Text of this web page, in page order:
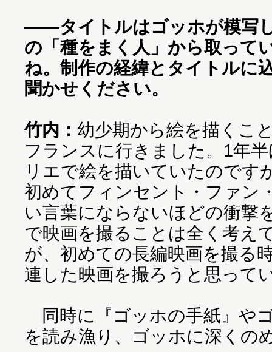
――タイトルはゴッホが模写
の「種をまく人」から取って
ね。制作の経緯とタイトルに
聞かせください。
竹内： 幼少期から絵を描くこ
フランスに行きました。1年
リエで絵を描いていたのです
初めてフィンセント・ファン
い言葉にならないほどの衝撃
で映画を撮ることは全く考え
が、初めての長編映画を撮る
連した映画を撮ろうと思って
同時に『ゴッホの手紙』や
を読み漁り、ゴッホに深くの